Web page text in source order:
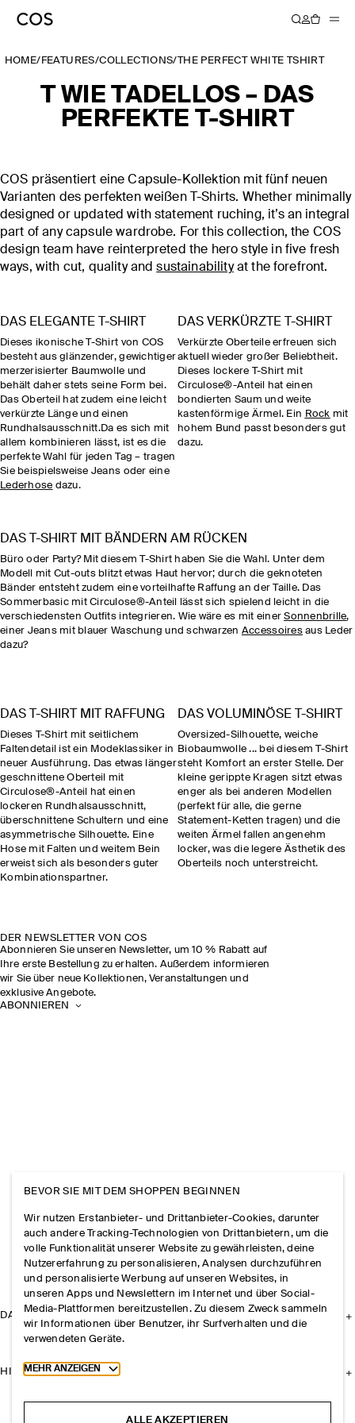
HOME/ FEATURES/COLLECTIONS/THE PERFECT WHITE TSHIRT
T WIE TADELLOS – DAS
PERFEKTE T-SHIRT
COS präsentiert eine Capsule-Kollektion mit fünf neuen
Varianten des perfekten weißen T-Shirts. Whether minimally
designed or updated with statement ruching, it’s an integral
part of any capsule wardrobe. For this collection, the COS
design team have reinterpreted the hero style in five fresh
ways, with cut, quality andsustainabilityat the forefront.
DAS ELEGANTE T-SHIRT
Dieses ikonische T-Shirt von COS
besteht aus glänzender, gewichtiger
merzerisierter Baumwolle und
behält daher stets seine Form bei.
Das Oberteil hat zudem eine leicht
verkürzte Länge und einen
Rundhalsausschnitt.Da es sich mit
allem kombinieren lässt, ist es die
perfekte Wahl für jeden Tag – tragen
Sie beispielsweise Jeans oder eine
Lederhose dazu.
DAS VERKÜRZTE T-SHIRT
Verkürzte Oberteile erfreuen sich
aktuell wieder großer Beliebtheit.
Dieses lockere T-Shirt mit
Circulose®-Anteil hat einen
bondierten Saum und weite
kastenförmige Ärmel. Ein Rock mit
hohem Bund passt besonders gut
dazu.
DAS T-SHIRT MIT BÄNDERN AM RÜCKEN
Büro oder Party? Mit diesem T-Shirt haben Sie die Wahl. Unter dem
Modell mit Cut-outs blitzt etwas Haut hervor; durch die geknoteten
Bänder entsteht zudem eine vorteilhafte Raffung an der Taille. Das
Sommerbasic mit Circulose®-Anteil lässt sich spielend leicht in die
verschiedensten Outfits integrieren. Wie wäre es mit einerSonnenbrille,
einer Jeans mit blauer Waschung und schwarzen Accessoiresaus Leder
dazu?
DAS T-SHIRT MIT RAFFUNG
Dieses T-Shirt mit seitlichem
Faltendetail ist ein Modeklassiker in
neuer Ausführung. Das etwas länger
geschnittene Oberteil mit
Circulose®-Anteil hat einen
lockeren Rundhalsausschnitt,
überschnittene Schultern und eine
asymmetrische Silhouette. Eine
Hose mit Falten und weitem Bein
erweist sich als besonders guter
Kombinationspartner.
DAS VOLUMINÖSE T-SHIRT
Oversized-Silhouette, weiche
Biobaumwolle ... bei diesem T-Shirt
steht Komfort an erster Stelle. Der
kleine gerippte Kragen sitzt etwas
enger als bei anderen Modellen
(perfekt für alle, die gerne
Statement-Ketten tragen) und die
weiten Ärmel fallen angenehm
locker, was die legere Ästhetik des
Oberteils noch unterstreicht.
DER NEWSLETTER VON COS
Abonnieren Sie unseren Newsletter, um 10 % Rabatt auf
Ihre erste Bestellung zu erhalten. Außerdem informieren
wir Sie über neue Kollektionen, Veranstaltungen und
exklusive Angebote.
ABONNIEREN
DAS UNTERNEHMEN
HILFE
BEVOR SIE MIT DEM SHOPPEN BEGINNEN
Wir nutzen Erstanbieter- und Drittanbieter-Cookies, darunter
auch andere Tracking-Technologien von Drittanbietern, um die
volle Funktionalität unserer Website zu gewährleisten, deine
Nutzererfahrung zu personalisieren, Analysen durchzuführen
und personalisierte Werbung auf unseren Websites, in
unseren Apps und Newslettern im Internet und über Social-
Media-Plattformen bereitzustellen. Zu diesem Zweck sammeln
wir Informationen über Benutzer, ihr Surfverhalten und die
verwendeten Geräte.
Toggle more cookie information
MEHR ANZEIGEN
ALLE AKZEPTIEREN